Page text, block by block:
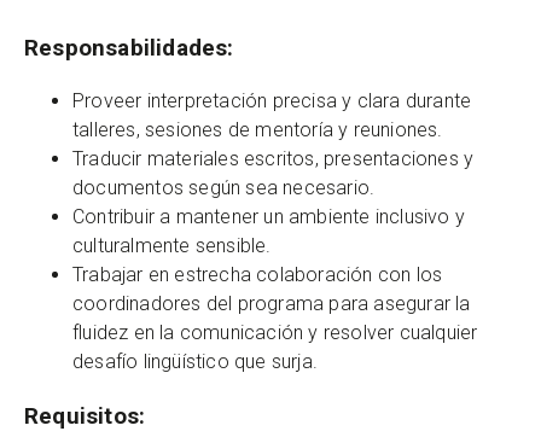
Responsabilidades:
Proveer interpretación precisa y clara durante
talleres, sesiones de mentoría y reuniones.
Traducir materiales escritos, presentaciones y
documentos según sea necesario.
Contribuir a mantener un ambiente inclusivo y
culturalmente sensible.
Trabajar en estrecha colaboración con los
coordinadores del programa para asegurar la
fluidez en la comunicación y resolver cualquier
desafío lingüístico que surja.
Requisitos: